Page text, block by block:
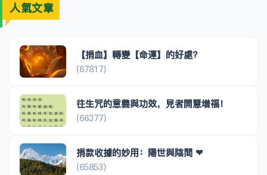
人氣文章
【捐血】轉變【命運】的好處?
(67817)
往生咒的意義與功效，見者開慧增福！
(66377)
捐款收據的妙用：陽世與陰間 ❤
(65853)